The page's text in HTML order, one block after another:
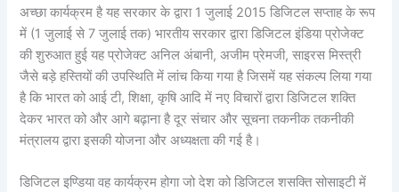
अच्छा कार्यक्रम है यह सरकार के द्वारा 1 जुलाई 2015 डिजिटल सप्ताह के रूप
में (1 जुलाई से 7 जुलाई तक) भारतीय सरकार द्वारा डिजिटल इंडिया प्रोजेक्ट
की शुरुआत हुई यह प्रोजेक्ट अनिल अंबानी, अजीम प्रेमजी, साइरस मिस्त्री
जैसे बड़े हस्तियों की उपस्थिति में लांच किया गया है जिसमें यह संकल्प लिया गया
है कि भारत को आई टी, शिक्षा, कृषि आदि में नए विचारों द्वारा डिजिटल शक्ति
देकर भारत को और आगे बढ़ाना है दूर संचार और सूचना तकनीक तकनीकी
मंत्रालय द्वारा इसकी योजना और अध्यक्षता की गई है।
डिजिटल इण्डिया वह कार्यक्रम होगा जो देश को डिजिटल शसक्ति सोसाइटी में